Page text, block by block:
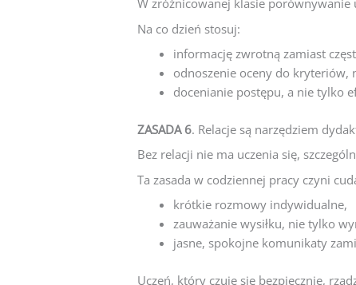
W zróżnicowanej klasie
Na co dzień stosuj:
informację zwrotną zamiast
odnoszenie oceny do kryteriów,
docenianie postępu, a nie tylko
ZASADA 6. Relacje są narzędziem
Bez relacji nie ma uczenia się,
Ta zasada w codziennej pracy czyni
krótkie rozmowy indywidualne,
zauważanie wysiłku, nie tylko
jasne, spokojne komunikaty
Uczeń, który czuje się bezpiecznie,